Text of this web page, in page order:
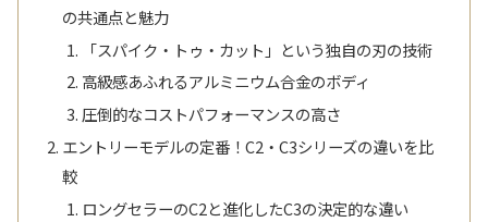
の共通点と魅力
「スパイク・トゥ・カット」という独自の刃の技術
高級感あふれるアルミニウム合金のボディ
圧倒的なコストパフォーマンスの高さ
エントリーモデルの定番！C2・C3シリーズの違いを比
較
ロングセラーのC2と進化したC3の決定的な違い